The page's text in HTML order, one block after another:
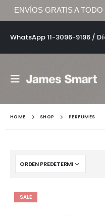
ENVÍOS GRATIS A
WhatsApp 11-3096-9196 /
HOME SHOP PERFUMES
SALE